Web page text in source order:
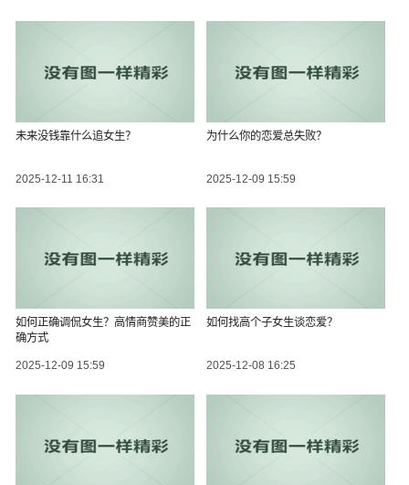
未来没钱靠什么追女生？
2025-12-11 16:31
为什么你的恋爱总失败？
2025-12-09 15:59
如何正确调侃女生？高情商赞美的正
确方式
2025-12-09 15:59
如何找高个子女生谈恋爱？
2025-12-08 16:25